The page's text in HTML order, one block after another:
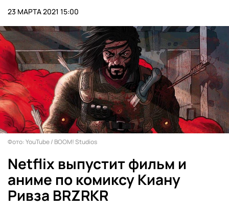
23 МАРТА 2021 15:00
Фото: YouTube / BOOM! Studios
Netflix выпустит фильм и
аниме по комиксу Киану
Ривза BRZRKR